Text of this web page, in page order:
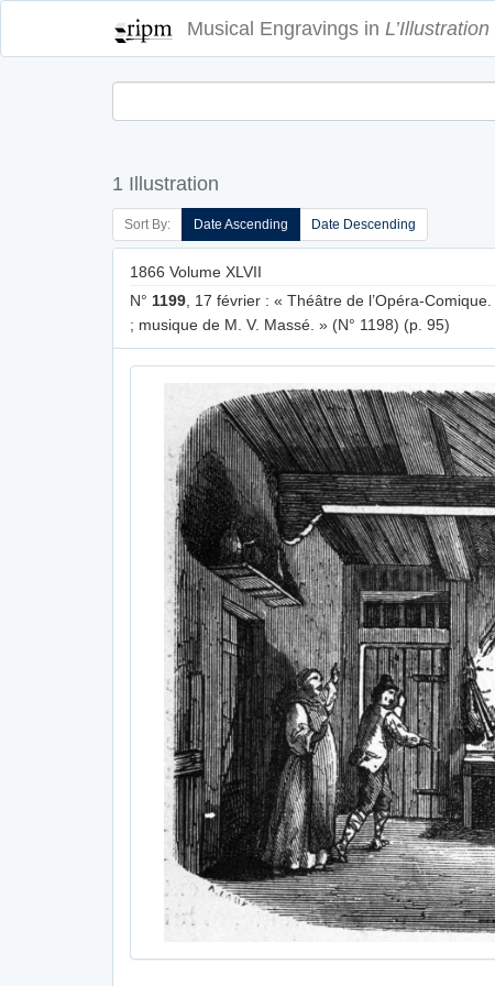
Musical Engravings in L’Illustration
1 Illustration
Sort By: Date Ascending Date Descending
1866 Volume XLVII
N° 1199 , 17 février : « Théâtre de l’Opéra-Comique.
; musique de M. V. Massé. » (N° 1198) (p. 95)